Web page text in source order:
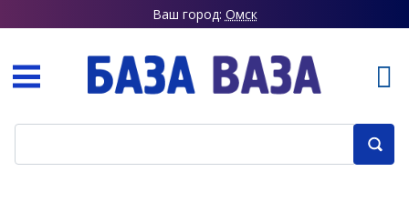
Ваш город: Омск